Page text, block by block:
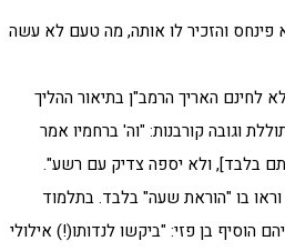
והזכיר לו אותה, מה טעם לא עשה
האריך הרמב"ן בתיאור ההליך
וגובה קורבנות: "וה' ברחמיו אמר
בלבד], ולא יספה צדיק עם רשע".
בו "הוראת שעה" בלבד. בתלמוד
בן פזי: "ביקשו לנדותו(!) אילולי